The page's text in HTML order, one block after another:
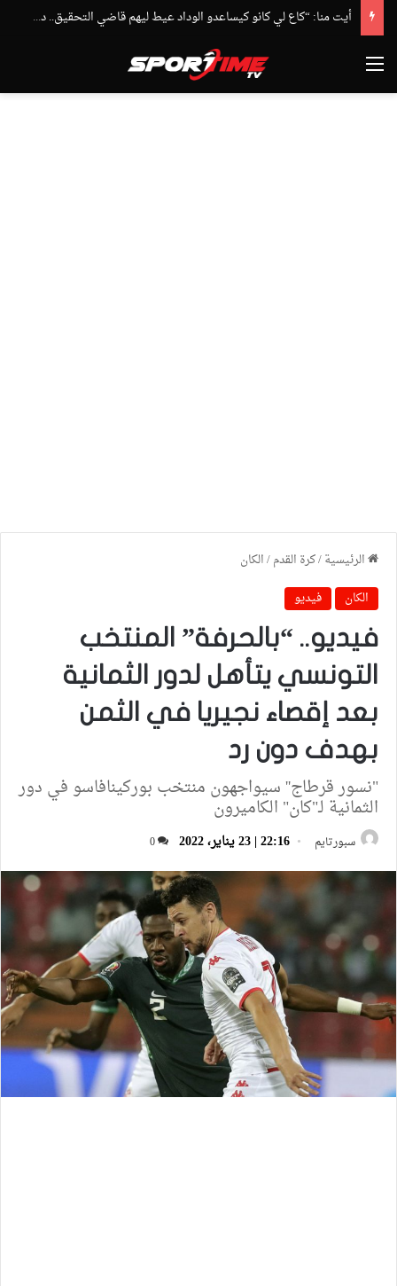
أيت منا: “كاع لي كانو كيساعدو الوداد عيط ليهم قاضي التحقيق.. دابا حتى شي واحد ما بقا باغي يعاون”
القائمة
الرئيسية/كرة القدم/الكان
الكان
فيديو
فيديو.. “بالحرفة” المنتخب
التونسي يتأهل لدور الثمانية
بعد إقصاء نجيريا في الثمن
بهدف دون رد
"نسور قرطاج'' سيواجهون منتخب بوركينافاسو في دور
الثمانية لـ"كان" الكاميرون
سبورتايم 22:16 | 23 يناير، 2022 0